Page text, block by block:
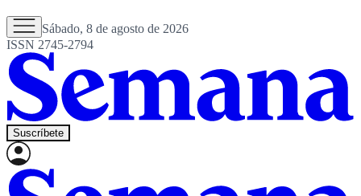
Sábado, 8 de agosto de 2026
ISSN 2745-2794
Suscríbete